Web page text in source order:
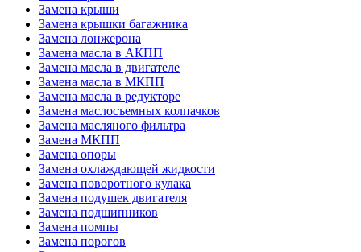
Замена крыши
Замена крышки багажника
Замена лонжерона
Замена масла в АКПП
Замена масла в двигателе
Замена масла в МКПП
Замена масла в редукторе
Замена маслосъемных колпачков
Замена масляного фильтра
Замена МКПП
Замена опоры
Замена охлаждающей жидкости
Замена поворотного кулака
Замена подушек двигателя
Замена подшипников
Замена помпы
Замена порогов